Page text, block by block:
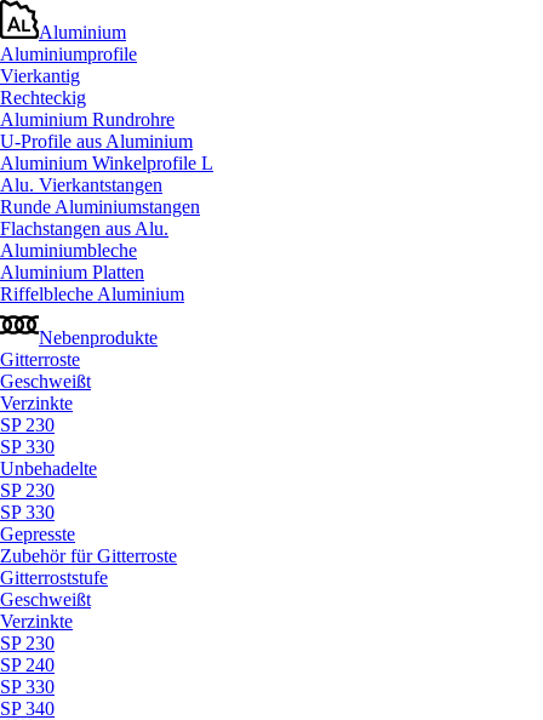
Aluminium
Aluminiumprofile
Vierkantig
Rechteckig
Aluminium Rundrohre
U-Profile aus Aluminium
Aluminium Winkelprofile L
Alu. Vierkantstangen
Runde Aluminiumstangen
Flachstangen aus Alu.
Aluminiumbleche
Aluminium Platten
Riffelbleche Aluminium
Nebenprodukte
Gitterroste
Geschweißt
Verzinkte
SP 230
SP 330
Unbehadelte
SP 230
SP 330
Gepresste
Zubehör für Gitterroste
Gitterroststufe
Geschweißt
Verzinkte
SP 230
SP 240
SP 330
SP 340